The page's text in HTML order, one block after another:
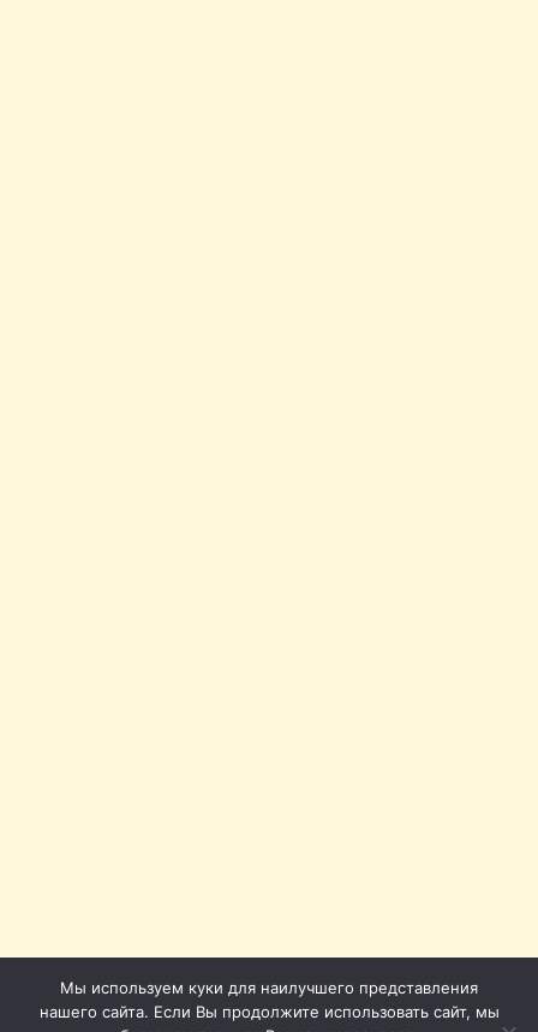
Мы используем куки для наилучшего представления
нашего сайта. Если Вы продолжите использовать сайт, мы